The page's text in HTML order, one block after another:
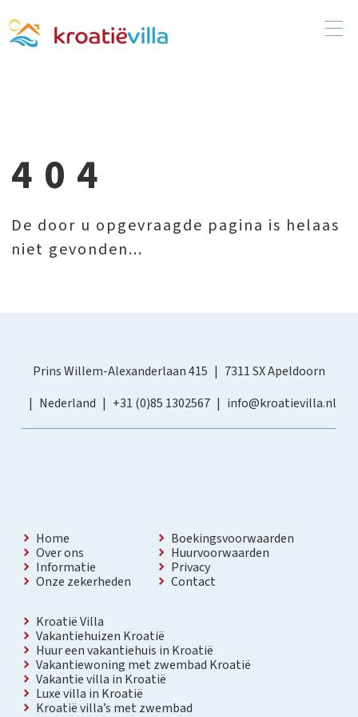
404
De door u opgevraagde pagina is helaas
niet gevonden...
Prins Willem-Alexanderlaan 415
7311 SX Apeldoorn
Nederland
+31 (0)85 1302567 info@kroatievilla.nl
Home
Over ons
Informatie
Onze zekerheden
Boekingsvoorwaarden
Huurvoorwaarden
Privacy
Contact
Kroatië Villa
Vakantiehuizen Kroatië
Huur een vakantiehuis in Kroatië
Vakantiewoning met zwembad Kroatië
Vakantie villa in Kroatië
Luxe villa in Kroatië
Kroatië villa’s met zwembad